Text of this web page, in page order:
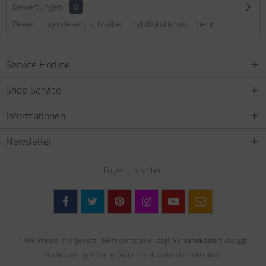
Bewertungen
0
Bewertungen lesen, schreiben und diskutieren... mehr
Service Hotline
Shop Service
Informationen
Newsletter
Folge uns unter:
* Alle Preise inkl. gesetzl. Mehrwertsteuer zzgl. Versandkosten und ggf.
Nachnahmegebühren, wenn nicht anders beschrieben.